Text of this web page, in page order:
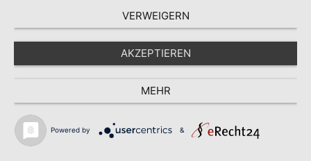
Und dann
bemerkte ich...
– ich musste fast
VERWEIGERN
AKZEPTIEREN
MEHR
Powered by &